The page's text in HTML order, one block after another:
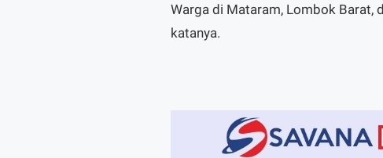
Warga di Mataram, Lombok Barat,
katanya.